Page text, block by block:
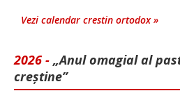
Vezi calendar crestin ortodox »
2026 - „Anul omagial al
creștine”